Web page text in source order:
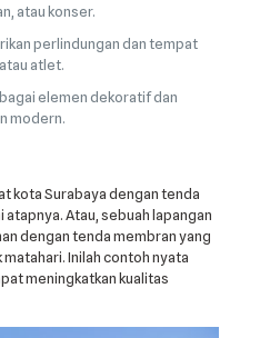
atau konser.
perlindungan dan tempat
atlet.
elemen dekoratif dan
modern.
kota Surabaya dengan tenda
Atau, sebuah lapangan
dengan tenda membran yang
Inilah contoh nyata
meningkatkan kualitas